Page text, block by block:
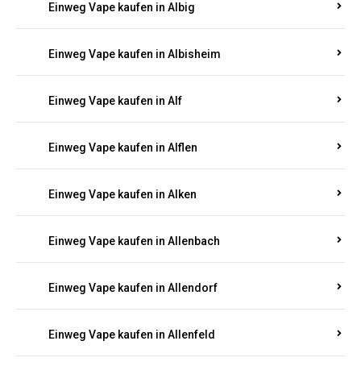
Einweg Vape kaufen in Albig
Einweg Vape kaufen in Albisheim
Einweg Vape kaufen in Alf
Einweg Vape kaufen in Alflen
Einweg Vape kaufen in Alken
Einweg Vape kaufen in Allenbach
Einweg Vape kaufen in Allendorf
Einweg Vape kaufen in Allenfeld